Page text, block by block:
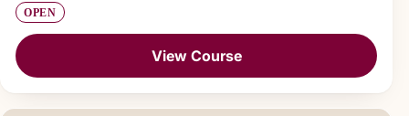
OPEN
View Course